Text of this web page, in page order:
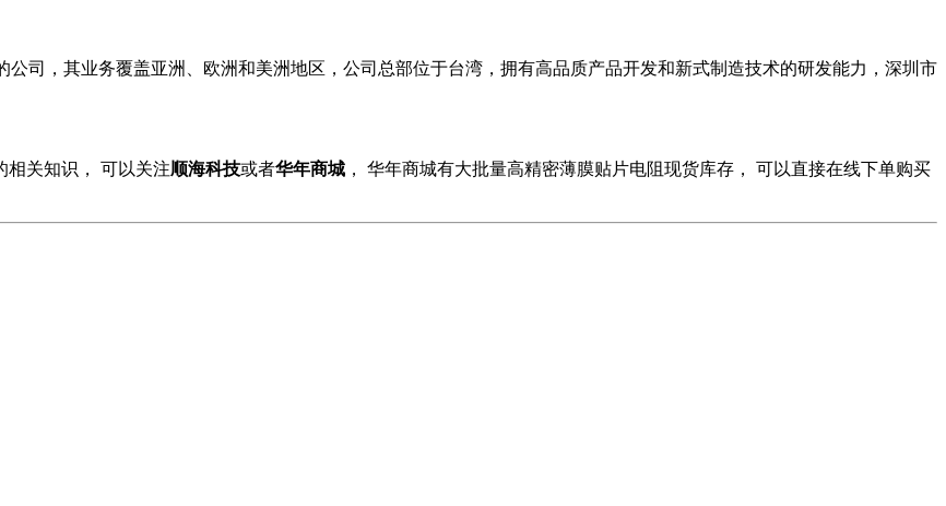
司，其业务覆盖亚洲、欧洲和美洲地区，公司总部位于台湾，拥有高品质产品开发和新式制造技术的研发能力，深圳市
关知识， 可以关注顺海科技或者华年商城 ， 华年商城有大批量高精密薄膜贴片电阻现货库存，
可以直接在线下单购买